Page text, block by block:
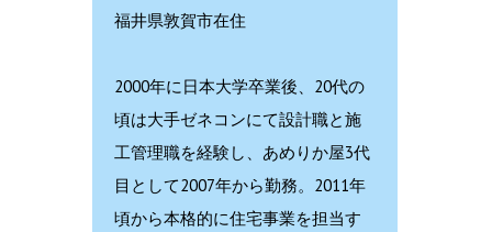
福井県敦賀市在住
2000年に日本大学卒業後、20代の
頃は大手ゼネコンにて設計職と施
工管理職を経験し、あめりか屋3代
目として2007年から勤務。2011年
頃から本格的に住宅事業を担当す